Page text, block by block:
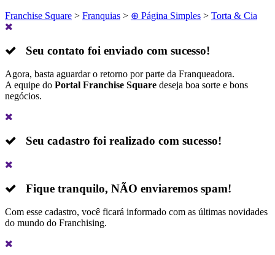
Franchise Square > Franquias > ⊛ Página Simples > Torta & Cia
Seu contato foi enviado com sucesso!
Agora, basta aguardar o retorno por parte da Franqueadora.
A equipe do Portal Franchise Square deseja boa sorte e bons
negócios.
Seu cadastro foi realizado com sucesso!
Fique tranquilo, NÃO enviaremos spam!
Com esse cadastro, você ficará informado com as últimas novidades
do mundo do Franchising.